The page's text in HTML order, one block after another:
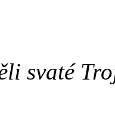
svaté